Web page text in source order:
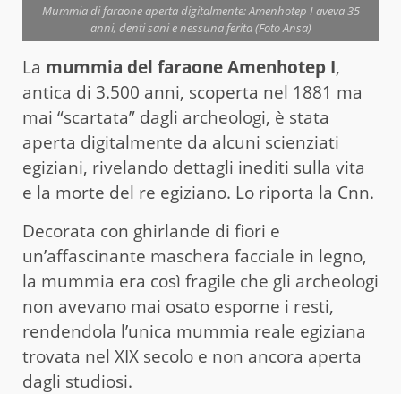
Mummia di faraone aperta digitalmente: Amenhotep I aveva 35
anni, denti sani e nessuna ferita (Foto Ansa)
La mummia del faraone Amenhotep I,
antica di 3.500 anni, scoperta nel 1881 ma
mai “scartata” dagli archeologi, è stata
aperta digitalmente da alcuni scienziati
egiziani, rivelando dettagli inediti sulla vita
e la morte del re egiziano. Lo riporta la Cnn.
Decorata con ghirlande di fiori e
un’affascinante maschera facciale in legno,
la mummia era così fragile che gli archeologi
non avevano mai osato esporne i resti,
rendendola l’unica mummia reale egiziana
trovata nel XIX secolo e non ancora aperta
dagli studiosi.